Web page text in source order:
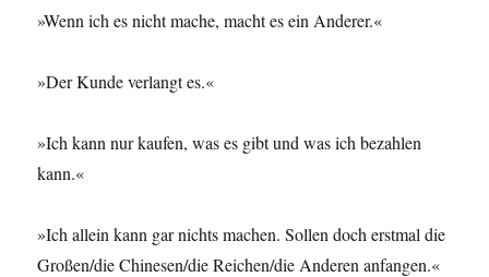
»Wenn ich es nicht mache, macht es ein Anderer.«
»Der Kunde verlangt es.«
»Ich kann nur kaufen, was es gibt und was ich bezahlen
kann.«
»Ich allein kann gar nichts machen. Sollen doch erstmal die
Großen/die Chinesen/die Reichen/die Anderen anfangen.«